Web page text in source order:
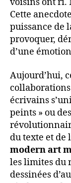
voisins ont ri.
Cette
puissance de
provoquer,
d’une
Aujourd’hui,
écrivains
peints » ou des
du texte et de
modern art
les limites du
dessinées